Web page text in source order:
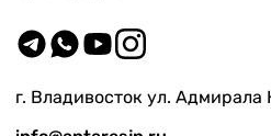
г. Владивосток ул.